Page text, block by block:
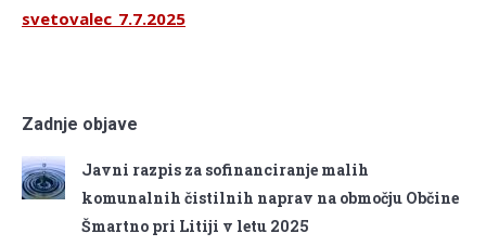
svetovalec_7.7.2025
Zadnje objave
Javni razpis za sofinanciranje malih
komunalnih čistilnih naprav na območju Občine
Šmartno pri Litiji v letu 2025